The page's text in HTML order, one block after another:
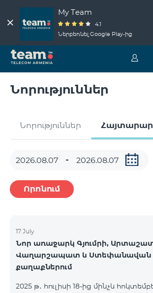
My Team
4.1
Ներբեռնել Google Play-ից
Նորություններ
Նորություններ
Որոնում
17 July
Նոր առաջարկ Գյումրի,
Վաղարշապատ և Ստեփանավան
քաղաքներում
2025 թ․ հուլիսի 18-ից մինչև